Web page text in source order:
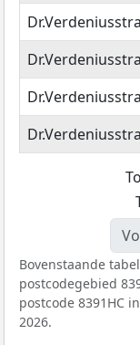
Bovenstaande
postcodegebied
postcode 8391HC
2026.